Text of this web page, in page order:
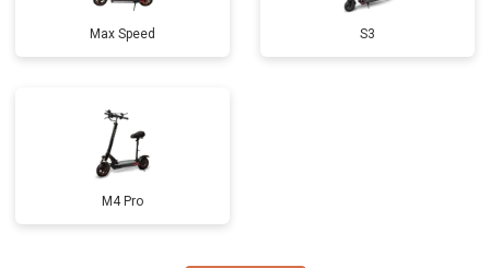
Max Speed S3
M4 Pro